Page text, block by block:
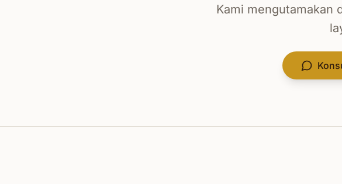
Kami mengutamakan